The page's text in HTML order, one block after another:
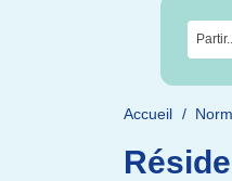
Accueil